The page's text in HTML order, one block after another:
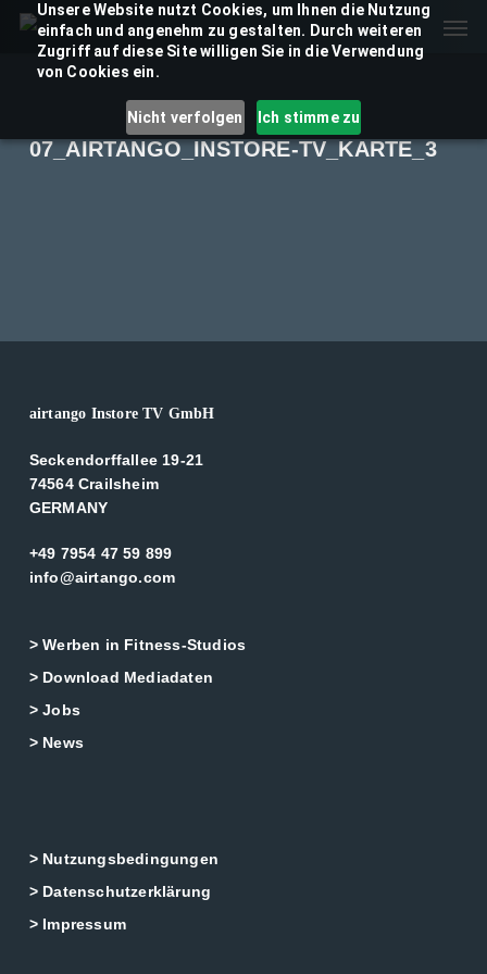
Unsere Website nutzt Cookies, um Ihnen die Nutzung
einfach und angenehm zu gestalten. Durch weiteren
Zugriff auf diese Site willigen Sie in die Verwendung
von Cookies ein.
Nicht verfolgen Ich stimme zu
Skip
content
07_AIRTANGO_INSTORE-TV_KARTE_3
airtango Instore TV GmbH
Seckendorffallee 19-21
74564 Crailsheim
GERMANY
+49 7954 47 59 899
info@airtango.com
> Werben in Fitness-Studios
> Download Mediadaten
> Jobs
> News
> Nutzungsbedingungen
> Datenschutzerklärung
> Impressum